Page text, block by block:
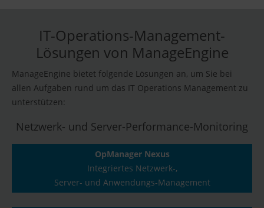
IT-Operations-Management-
Lösungen von ManageEngine
ManageEngine bietet folgende Lösungen an, um Sie bei
allen Aufgaben rund um das IT Operations Management zu
unterstützen:
Netzwerk- und Server-Performance-Monitoring
OpManager Nexus
Integriertes Netzwerk-,
Server- und Anwendungs-Management